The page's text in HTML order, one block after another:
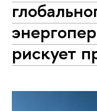
рискует